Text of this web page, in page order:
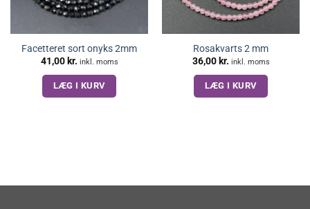
Facetteret sort onyks 2mm
41,00 kr. inkl. moms
LÆG I KURV
Rosakvarts 2 mm
36,00 kr. inkl. moms
LÆG I KURV